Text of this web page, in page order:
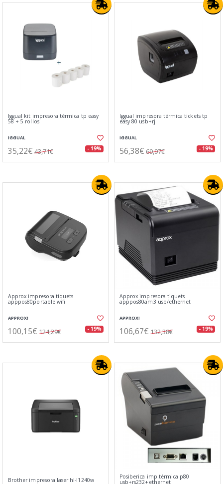
Iggual kit impresora térmica tp easy
58 + 5 rollos
IGGUAL
35,22€ 43,71€ - 19%
Iggual impresora térmica tickets tp
easy 80 usb+rj
IGGUAL
56,38€ 69,97€ - 19%
Approx impresora tiquets
apppos80portable wifi
APPROX!
100,15€ 124,29€ - 19%
Approx impresora tiquets
apppos80am3 usb/ethernet
APPROX!
106,67€ 132,38€ - 19%
Brother impresora laser hl-l1240w Posiberica imp.térmica p80
usb+rs232+ethernet